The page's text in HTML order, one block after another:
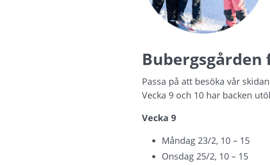
Passa på att besöka vår
Vecka 9 och 10 har backen
Vecka 9
Måndag 23/2, 10 – 15
Onsdag 25/2, 10 – 15